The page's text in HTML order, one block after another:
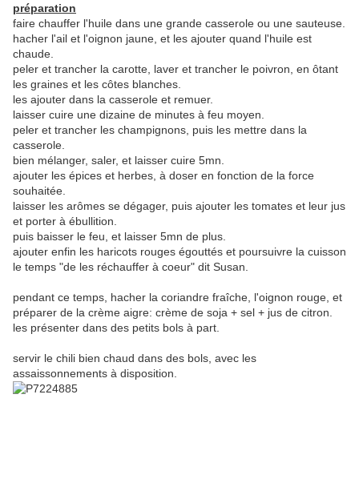
préparation
faire chauffer l'huile dans une grande casserole ou une sauteuse.
hacher l'ail et l'oignon jaune, et les ajouter quand l'huile est
chaude.
peler et trancher la carotte, laver et trancher le poivron, en ôtant
les graines et les côtes blanches.
les ajouter dans la casserole et remuer.
laisser cuire une dizaine de minutes à feu moyen.
peler et trancher les champignons, puis les mettre dans la
casserole.
bien mélanger, saler, et laisser cuire 5mn.
ajouter les épices et herbes, à doser en fonction de la force
souhaitée.
laisser les arômes se dégager, puis ajouter les tomates et leur jus
et porter à ébullition.
puis baisser le feu, et laisser 5mn de plus.
ajouter enfin les haricots rouges égouttés et poursuivre la cuisson
le temps "de les réchauffer à coeur" dit Susan.
pendant ce temps, hacher la coriandre fraîche, l'oignon rouge, et
préparer de la crème aigre: crème de soja + sel + jus de citron.
les présenter dans des petits bols à part.
servir le chili bien chaud dans des bols, avec les
assaissonnements à disposition.